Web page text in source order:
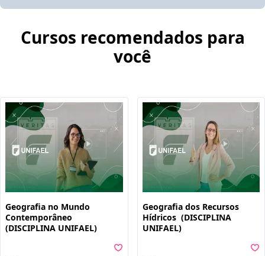
Cursos recomendados para
você
Geografia no Mundo
Contemporâneo
(DISCIPLINA UNIFAEL)
Geografia dos Recursos
Hídricos (DISCIPLINA
UNIFAEL)